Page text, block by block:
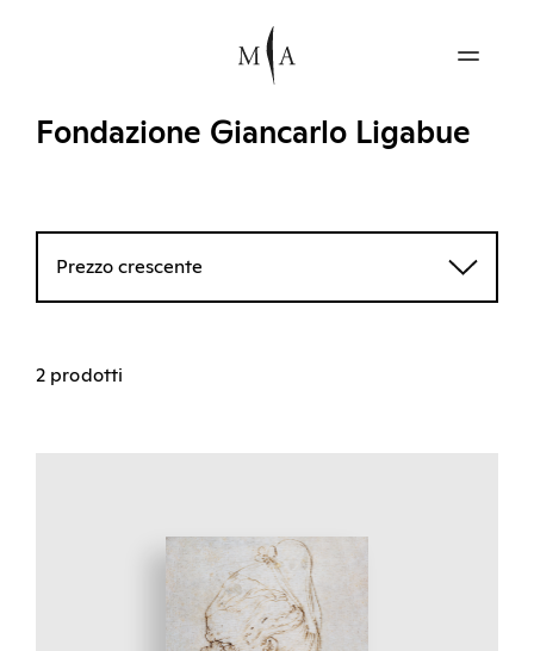
Fondazione Giancarlo Ligabue
Prezzo crescente
2 prodotti